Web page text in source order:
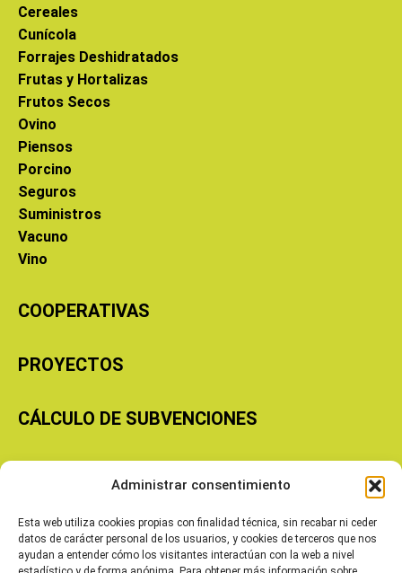
Administrar consentimiento
Esta web utiliza cookies propias con finalidad técnica, sin recabar ni ceder
datos de carácter personal de los usuarios, y cookies de terceros que nos
ayudan a entender cómo los visitantes interactúan con la web a nivel
Cereales
Cunícola
Forrajes Deshidratados
Frutas y Hortalizas
Frutos Secos
Ovino
Piensos
Porcino
Seguros
Suministros
Vacuno
Vino
COOPERATIVAS
PROYECTOS
CÁLCULO DE SUBVENCIONES